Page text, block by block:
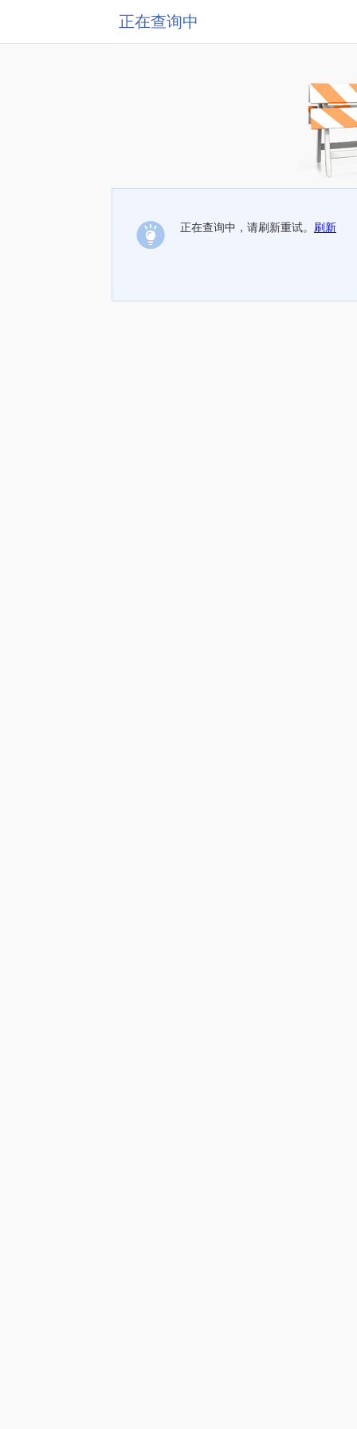
正在查询中
正在查询中，请刷新重试。 刷新